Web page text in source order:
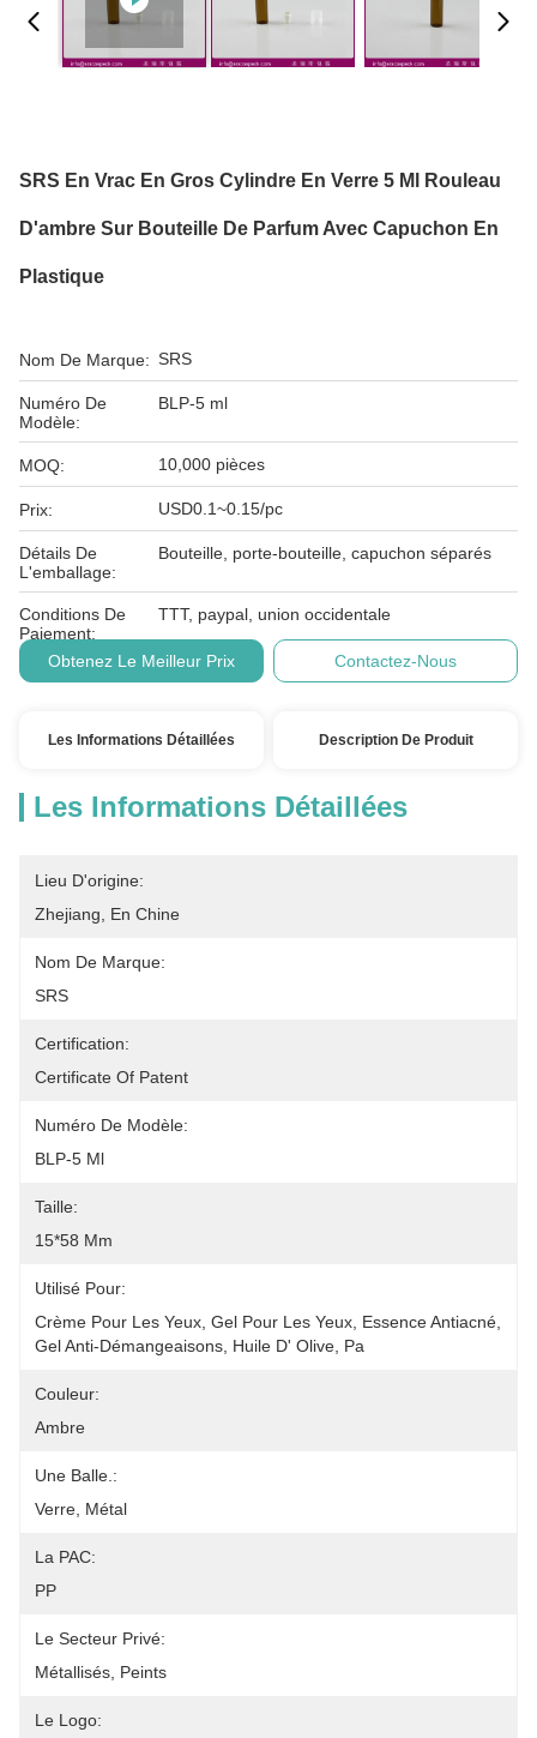
SRS En Vrac En Gros Cylindre En Verre 5 Ml Rouleau
D'ambre Sur Bouteille De Parfum Avec Capuchon En
Plastique
Nom De Marque: SRS
Numéro De
Modèle:
BLP-5 ml
MOQ: 10,000 pièces
Prix: USD0.1~0.15/pc
Détails De
L'emballage:
Bouteille, porte-bouteille, capuchon séparés
Conditions De
Paiement:
TTT, paypal, union occidentale
Obtenez Le Meilleur Prix Contactez-Nous
Les Informations Détaillées Description De Produit
Les Informations Détaillées
Lieu D'origine:
Zhejiang, En Chine
Nom De Marque:
SRS
Certification:
Certificate Of Patent
Numéro De Modèle:
BLP-5 Ml
Taille:
15*58 Mm
Utilisé Pour:
Crème Pour Les Yeux, Gel Pour Les Yeux, Essence Antiacné,
Gel Anti-Démangeaisons, Huile D' Olive, Pa
Couleur:
Ambre
Une Balle.:
Verre, Métal
La PAC:
PP
Le Secteur Privé:
Métallisés, Peints
Le Logo: